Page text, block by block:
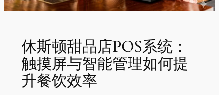
休斯顿甜品店POS系统：
触摸屏与智能管理如何提
升餐饮效率